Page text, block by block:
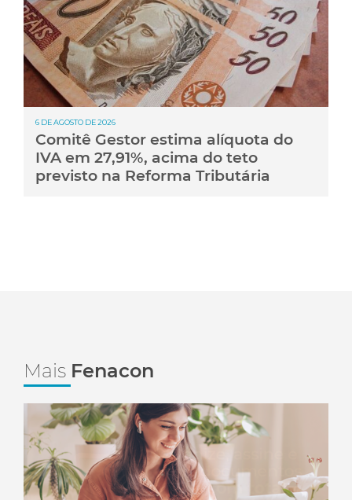
6 DE AGOSTO DE 2026
Comitê Gestor estima alíquota do
IVA em 27,91%, acima do teto
previsto na Reforma Tributária
Mais Fenacon